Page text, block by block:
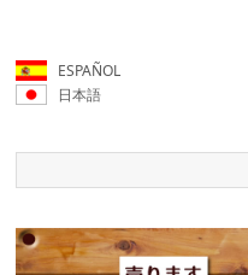
ESPAÑOL
日本語